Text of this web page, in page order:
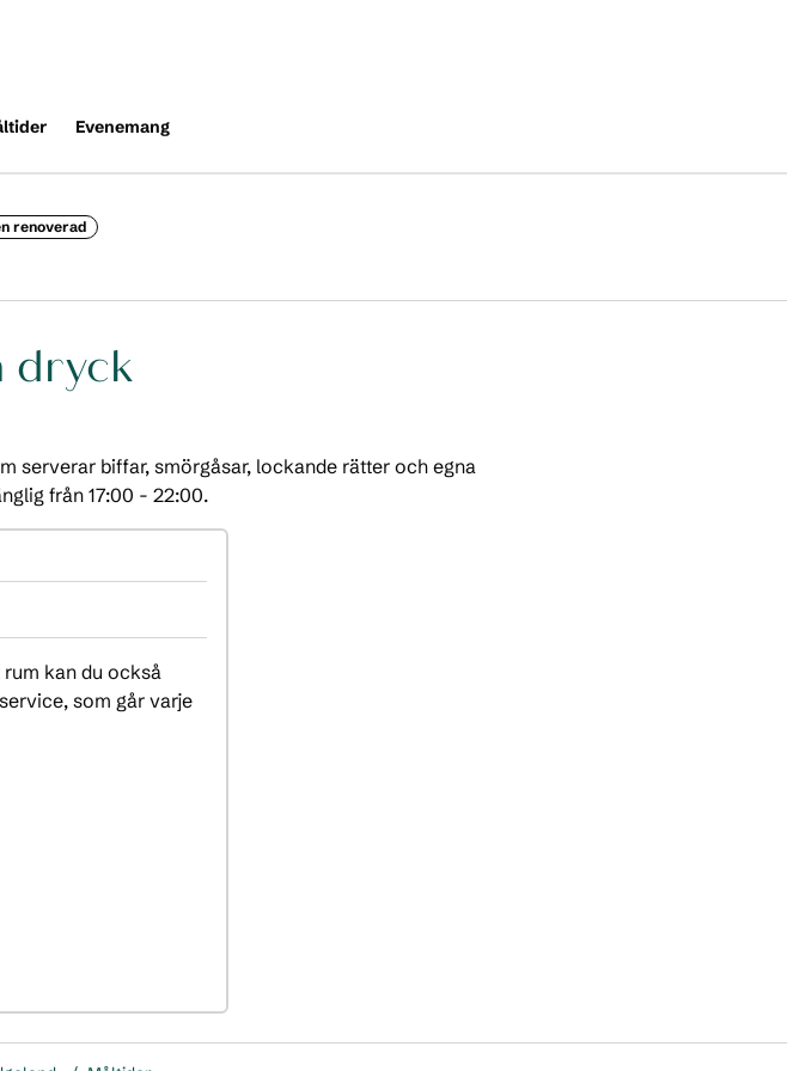
Evenemang
renoverad
dryck
serverar biffar, smörgåsar, lockande rätter och egna
från 17:00 - 22:00.
kan du också
som går varje